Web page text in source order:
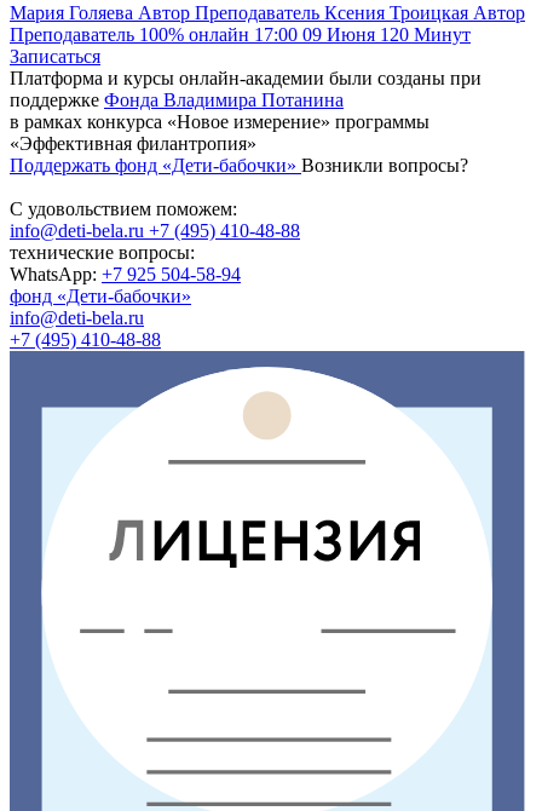
Мария Голяева Автор Преподаватель Ксения Троицкая Автор
Преподаватель 100% онлайн 17:00 09 Июня 120 Минут
Записаться
Платформа и курсы онлайн-академии были созданы при
поддержке Фонда Владимира Потанина
в рамках конкурса «Новое измерение» программы
«Эффективная филантропия»
Поддержать фонд «Дети-бабочки» Возникли вопросы?
С удовольствием поможем:
info@deti-bela.ru +7 (495) 410-48-88
технические вопросы:
WhatsApp: +7 925 504-58-94
фонд «Дети-бабочки»
info@deti-bela.ru
+7 (495) 410-48-88